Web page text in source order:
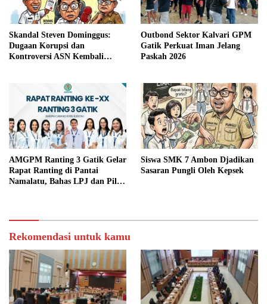
Skandal Steven Dominggus:
Dugaan Korupsi dan
Kontroversi ASN Kembali
Outbond Sektor Kalvari GPM
Gatik Perkuat Iman Jelang
Paskah 2026
AMGPM Ranting 3 Gatik Gelar
Rapat Ranting di Pantai
Namalatu, Bahas LPJ dan Pilih
Siswa SMK 7 Ambon Djadikan
Sasaran Pungli Oleh Kepsek
Rekomendasi untuk kamu